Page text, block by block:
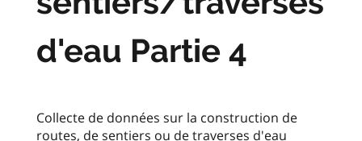
d'eau Partie 4
Collecte de données sur la construction de